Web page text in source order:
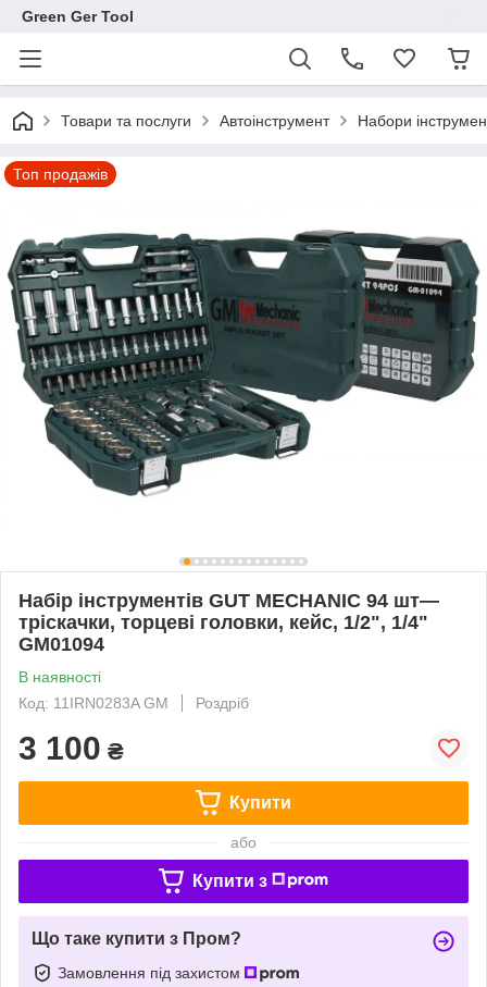
Green Ger Tool
Товари та послуги Автоінструмент Набори
Топ продажів
Набір інструментів GUT MECHANIC 94 шт—
тріскачки, торцеві головки, кейс, 1/2", 1/4"
GM01094
В наявності
Код: 11IRN0283A GM
Роздріб
3 100 ₴
Купити
або
Купити з
Що таке купити з Пром?
Замовлення під захистом